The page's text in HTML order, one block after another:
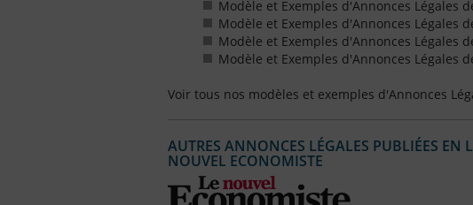
Modèle et Exemples d'Annonces Légales
Modèle et Exemples d'Annonces Légales
Modèle et Exemples d'Annonces Légales
Modèle et Exemples d'Annonces Légales
Voir tous nos modèles et exemples d'Annonces
AUTRES ANNONCES LÉGALES PUBLIÉES
NOUVEL ECONOMISTE